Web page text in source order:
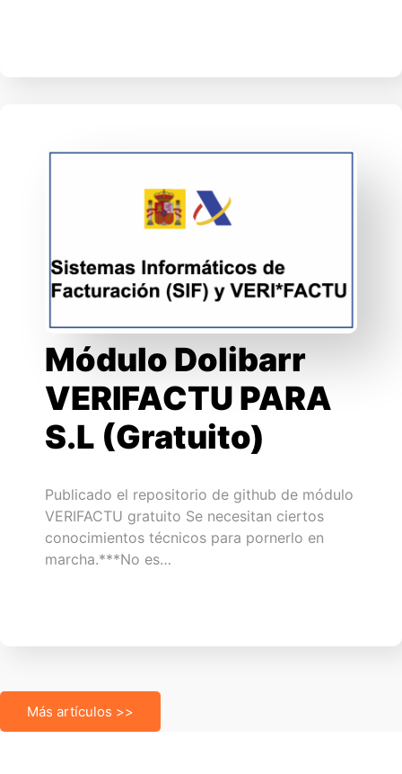
Módulo Dolibarr
VERIFACTU PARA
S.L (Gratuito)
Publicado el repositorio de github de módulo
VERIFACTU gratuito Se necesitan ciertos
conocimientos técnicos para pornerlo en
marcha.***No es…
Más artículos >>